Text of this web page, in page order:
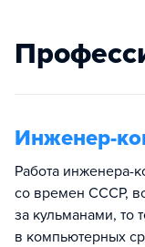
Инженер-
Работа инженера-
со времен СССР,
за кульманами, то
в компьютерных